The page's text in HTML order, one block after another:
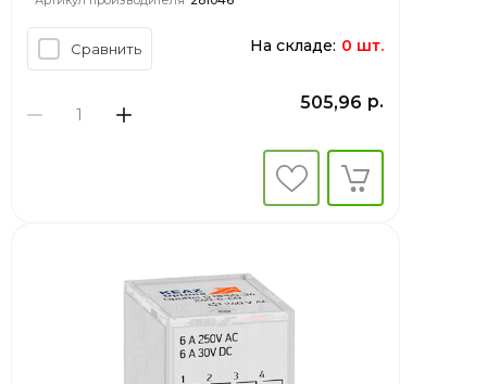
Сравнить На складе: 0 шт.
505,96 р.